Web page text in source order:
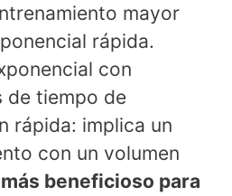
mayor
rápida.
con
de tiempo de
rápida: implica un
con un volumen
beneficioso para